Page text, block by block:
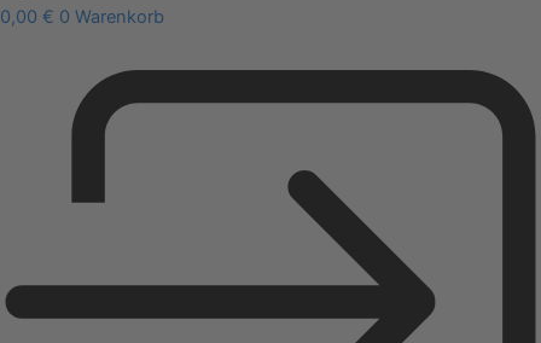
0,00 € 0 Warenkorb